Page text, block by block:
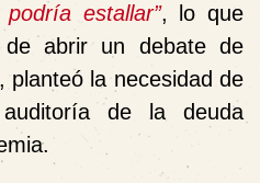
estallar”, lo que
de abrir un debate de
planteó la necesidad de
de la deuda